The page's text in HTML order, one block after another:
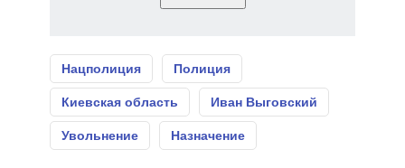
Нацполиция Полиция
Киевская область Иван Выговский
Увольнение Назначение